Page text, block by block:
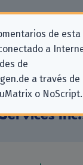
de esta
a
de
a través de
o NoScript.
de
a